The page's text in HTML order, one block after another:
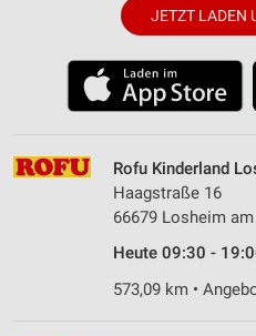
JETZT LADEN
Rofu Kinderland
Haagstraße 16
66679 Losheim
Heute 09:30 -
573,09 km •